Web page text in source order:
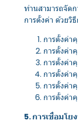
ท่านสามารถจัด
การตั้งค่า ด้วยวิ
การตั้งค่า
การตั้งค่า
การตั้งค่า
การตั้งค่า
การตั้งค่า
การตั้งค่า
5. การเชื่อมโ